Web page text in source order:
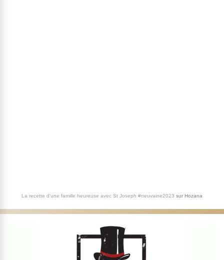
La recette d'une famille heureuse avec St Joseph #neuvaine2023 sur Hozana